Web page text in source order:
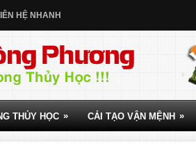
HỆ NHANH
THỦY HỌC » CẢI TẠO VẬN MỆNH »